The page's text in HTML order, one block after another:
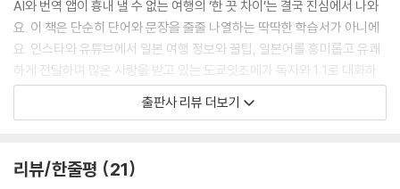
틈새퀴즈
[부록] 급한 편
알아두면 쓸모 있는 11가지 한자
여행할 때 꼭 써먹는 22가지 단어
급할 때 바로 펼쳐 보는 33가지 문장
AI와 번역 앱이 흉내 낼 수 없는 여행의 ‘한 끗 차이’는 결국 진심에서 나와
요. 이 책은 단순히 단어와 문장을 줄줄 나열하는 딱딱한 학습서가 아니에
요. 인스타와 유튜브에서 일본 여행 정보와 꿀팁, 일본어를 흥미롭고 유쾌
하게 전달하며 많은 사랑을 받고 있는 도쿄잇초메가 독자와 1:1로 대화하
듯 주고받는 문답 형식으로 여행 일본어를 풀어냈어요. 마치 현지에서 베
테랑 가이드의 조언을 듣는 듯한 생생한 구성 덕분에, 지루할 틈 없이 읽다
출판사 리뷰 더보기
리뷰/한줄평 21